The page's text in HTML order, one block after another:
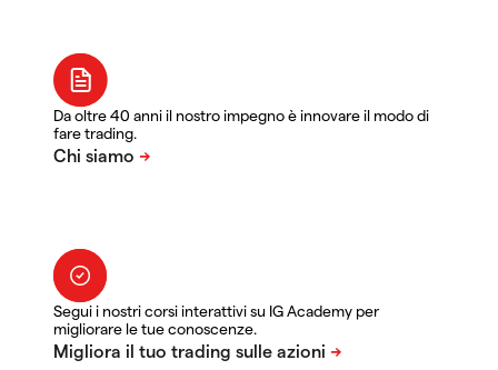
Da oltre 40 anni il nostro impegno è innovare il modo di
fare trading.
Segui i nostri corsi interattivi su IG Academy per
migliorare le tue conoscenze.